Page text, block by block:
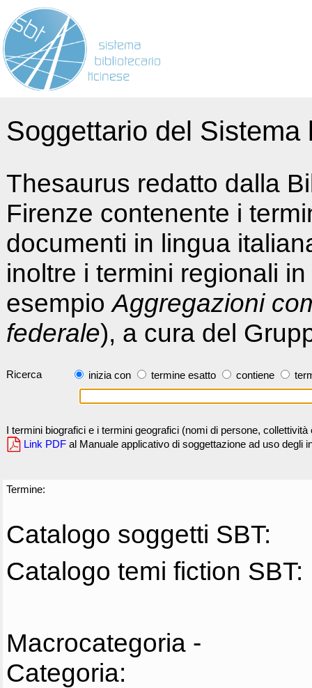
Soggettario del
Thesaurus redatto dalla
Firenze contenente i
documenti in lingua
inoltre i termini regionali
esempioAggregazioni
federale), a cura del
Ricerca inizia con termine esatto contiene
I termini biografici e i termini geografici (nomi di persone,
Link PDF al Manuale applicativo di soggettazione ad uso degli
Termine:
Catalogo soggetti SBT:
Catalogo temi fiction SBT:
Macrocategoria -
Categoria: